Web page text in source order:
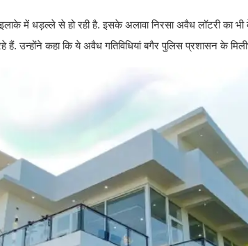
में धड़ल्ले से हो रही है. इसके अलावा निरसा अवैध लॉटरी का भी
हैं. उन्होंने कहा कि ये अवैध गतिविधियां बगैर पुलिस प्रशासन के